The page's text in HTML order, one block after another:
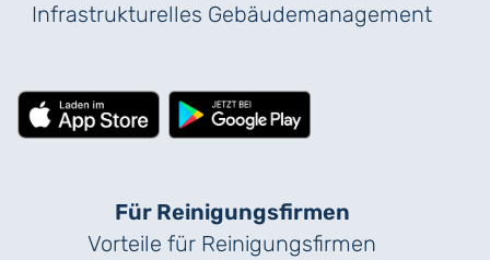
Infrastrukturelles Gebäude­management
Für Reinigungs­firmen
Vorteile für Reinigungs­firmen